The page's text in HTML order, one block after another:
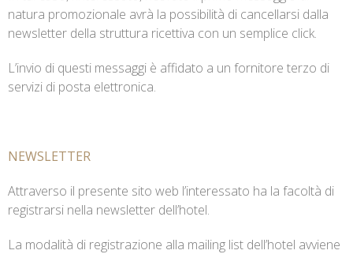
natura promozionale avrà la possibilità di cancellarsi dalla
newsletter della struttura ricettiva con un semplice click.
L’invio di questi messaggi è affidato a un fornitore terzo di
servizi di posta elettronica.
NEWSLETTER
Attraverso il presente sito web l’interessato ha la facoltà di
registrarsi nella newsletter dell’hotel.
La modalità di registrazione alla mailing list dell’hotel avviene